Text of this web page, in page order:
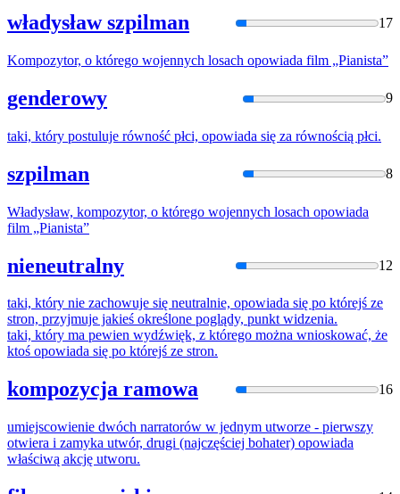
władysław szpilman 17
Kompozytor, o którego wojennych losach opowiada film „Pianista”
genderowy 9
taki, który postuluje równość płci, opowiada się za równością płci.
szpilman 8
Władysław, kompozytor, o którego wojennych losach opowiada
film „Pianista”
nieneutralny 12
taki, który nie zachowuje się neutralnie, opowiada się po którejś ze
stron, przyjmuje jakieś określone poglądy, punkt widzenia.
taki, który ma pewien wydźwięk, z którego można wnioskować, że
ktoś opowiada się po którejś ze stron.
kompozycja ramowa 16
umiejscowienie dwóch narratorów w jednym utworze - pierwszy
otwiera i zamyka utwór, drugi (najczęściej bohater) opowiada
właściwą akcję utworu.